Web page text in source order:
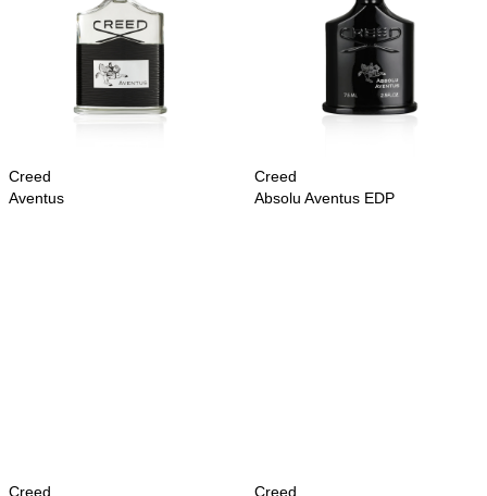
Creed
Aventus
Creed
Absolu Aventus EDP
Creed Creed